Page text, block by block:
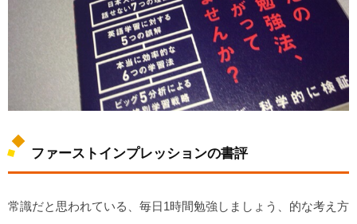
ファーストインプレッションの書評
常識だと思われている、毎日1時間勉強しましょう、的な考え方